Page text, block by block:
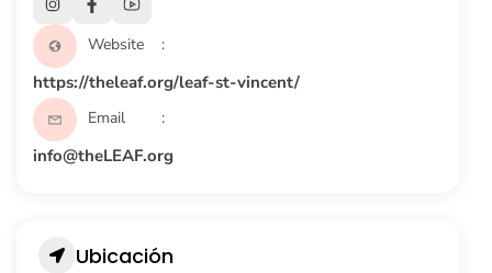
Website
https://theleaf.org/leaf-st-vincent/
Email
info@theLEAF.org
Ubicación